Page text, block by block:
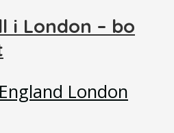
i London – bo